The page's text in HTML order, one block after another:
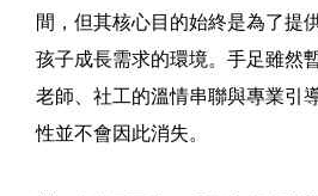
間，但其核心目的始終是為了提
孩子成長需求的環境。手足雖然
老師、社工的溫情串聯與專業引
性並不會因此消失。